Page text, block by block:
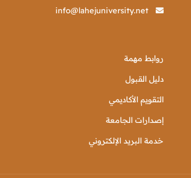
info@lahejuniversity.net
روابط مهمة
دليل القبول
التقويم الأكاديمي
إصدارات الجامعة
خدمة البريد الإلكتروني